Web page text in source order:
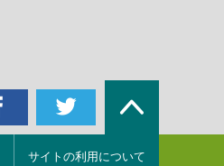
サイトの利用について